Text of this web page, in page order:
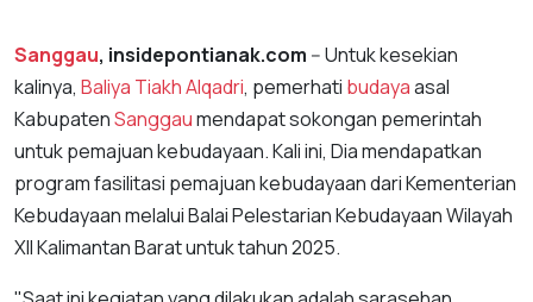
Sanggau, insidepontianak.com -- Untuk kesekian
kalinya, Baliya Tiakh Alqadri, pemerhati budayaasal
KabupatenSanggaumendapat sokongan pemerintah
untuk pemajuan kebudayaan. Kali ini, Dia mendapatkan
program fasilitasi pemajuan kebudayaan dari Kementerian
Kebudayaan melalui Balai Pelestarian Kebudayaan Wilayah
XII Kalimantan Barat untuk tahun 2025.